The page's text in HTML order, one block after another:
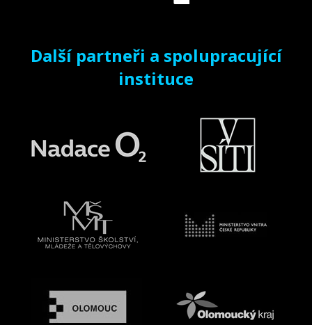
Další partneři a spolupracující
instituce